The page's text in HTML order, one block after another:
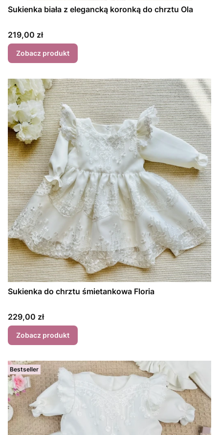
Sukienka biała z elegancką koronką do chrztu Ola
Cena
219,00 zł
Zobacz produkt
Sukienka do chrztu śmietankowa Floria
Cena
229,00 zł
Zobacz produkt
Bestseller